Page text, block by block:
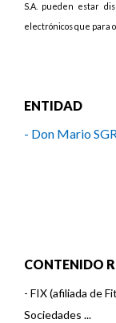
S.A. pueden estar
electrónicos que para
ENTIDAD
- Don Mario
CONTENIDO
- FIX (afiliada de
Sociedades ...